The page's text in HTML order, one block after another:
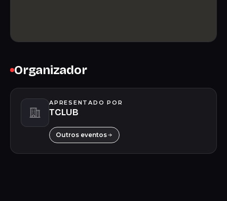
Organizador
APRESENTADO POR
TCLUB
Outros eventos